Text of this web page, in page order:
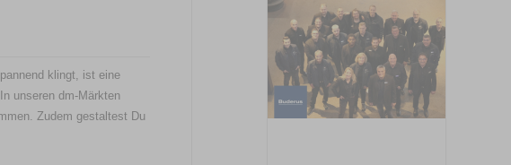
klingt, ist eine
unseren dm-Märkten
Zudem gestaltest Du